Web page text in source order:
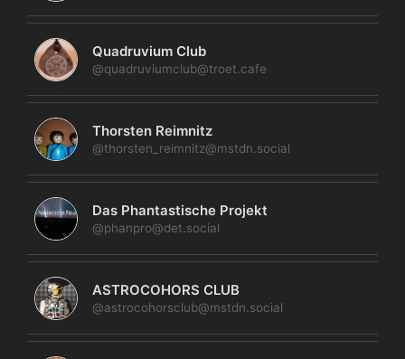
Quadruvium Club
@quadruviumclub@troet.cafe
Thorsten Reimnitz
@thorsten_reimnitz@mstdn.social
Das Phantastische Projekt
@phanpro@det.social
ASTROCOHORS CLUB
@astrocohorsclub@mstdn.social